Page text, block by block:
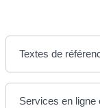
Textes de
Services en ligne